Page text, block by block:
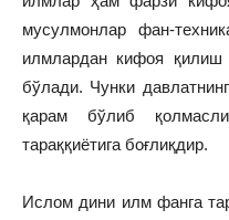
мусулмонлар фан-
илмлардан кифоя қилиш
бўлади. Чунки
қарам бўлиб
тараққиётига боғлиқдир.
Ислом дини илм фанга